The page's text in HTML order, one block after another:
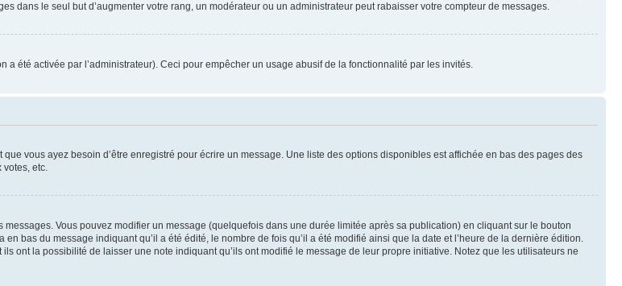
dans le seul but d’augmenter votre rang, un modérateur ou un administrateur peut rabaisser votre compteur de messages.
été activée par l’administrateur). Ceci pour empêcher un usage abusif de la fonctionnalité par les invités.
vous ayez besoin d’être enregistré pour écrire un message. Une liste des options disponibles est affichée en bas des pages des
votes, etc.
Vous pouvez modifier un message (quelquefois dans une durée limitée après sa publication) en cliquant sur le bouton
bas du message indiquant qu’il a été édité, le nombre de fois qu’il a été modifié ainsi que la date et l’heure de la dernière édition.
ont la possibilité de laisser une note indiquant qu’ils ont modifié le message de leur propre initiative. Notez que les utilisateurs ne